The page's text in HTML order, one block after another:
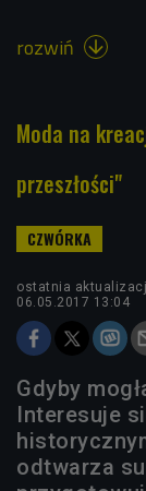
rozwiń 
Moda na
przeszłości"
ostatnia
06.05.2017 13:04
Gdyby
Interesuje
odtwarza